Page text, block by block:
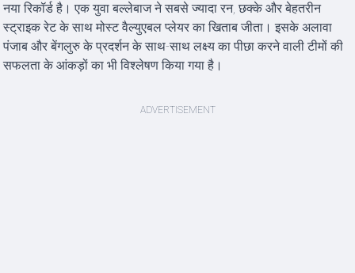
नया रिकॉर्ड है। एक युवा बल्लेबाज ने सबसे ज्यादा रन, छक्के और बेहतरीन
स्ट्राइक रेट के साथ मोस्ट वैल्युएबल प्लेयर का खिताब जीता। इसके अलावा
पंजाब और बेंगलुरु के प्रदर्शन के साथ-साथ लक्ष्य का पीछा करने वाली टीमों की
सफलता के आंकड़ों का भी विश्लेषण किया गया है।